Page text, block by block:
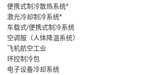
便携式制冷散热系统*
激光冷却制冷系统*
车载式/便携式制冷系统
空调服（人体降温系统）
飞机航空工业
环控制冷包
电子设备冷却系统